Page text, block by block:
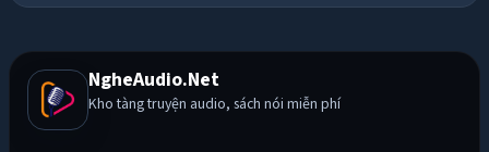
NgheAudio.Net
Kho tàng truyện audio, sách nói miễn phí